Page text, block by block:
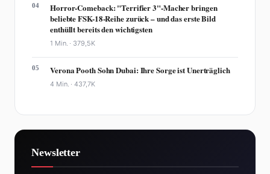
04
Horror-Comeback: "Terrifier 3"-Macher bringen
beliebte FSK-18-Reihe zurück – und das erste Bild
enthüllt bereits den wichtigsten
1 Min. · 379,5K
05 Verona Pooth Sohn Dubai: Ihre Sorge ist Unerträglich
4 Min. ·437,7K
Newsletter